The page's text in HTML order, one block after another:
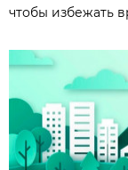
чтобы избежать